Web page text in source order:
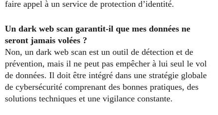
faire appel à un service de protection d’identité.
Un dark web scan garantit-il que mes données ne
seront jamais volées ?
Non, un dark web scan est un outil de détection et de
prévention, mais il ne peut pas empêcher à lui seul le vol
de données. Il doit être intégré dans une stratégie globale
de cybersécurité comprenant des bonnes pratiques, des
solutions techniques et une vigilance constante.